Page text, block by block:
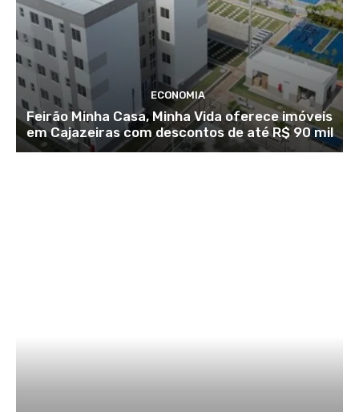
ECONOMIA
Feirão Minha Casa, Minha Vida oferece imóveis
em Cajazeiras com descontos de até R$ 90 mil